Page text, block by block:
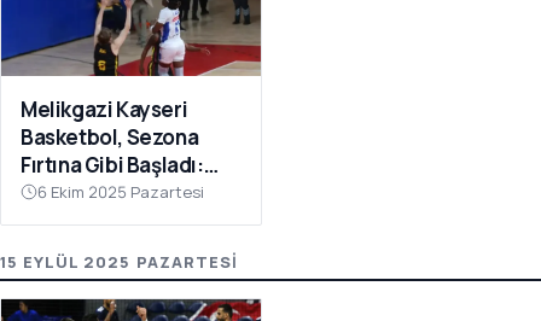
Melikgazi Kayseri
Basketbol, Sezona
Fırtına Gibi Başladı:
Dardanel Çanakkale’yi
Farklı Geçti
6 Ekim 2025 Pazartesi
15 EYLÜL 2025 PAZARTESI